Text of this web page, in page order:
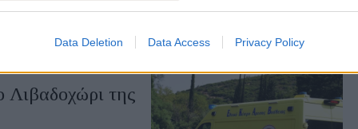
Data Deletion Data Access Privacy Policy
Λιβαδοχώρι της